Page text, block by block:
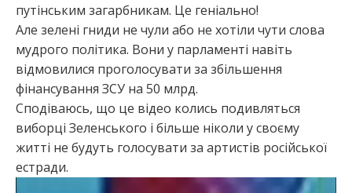
путінським загарбникам. Це геніально!
Але зелені гниди не чули або не хотіли чути слова
мудрого політика. Вони у парламенті навіть
відмовилися проголосувати за збільшення
фінансування ЗСУ на 50 млрд.
Сподіваюсь, що це відео колись подивляться
виборці Зеленського і більше ніколи у своєму
житті не будуть голосувати за артистів російської
естради.